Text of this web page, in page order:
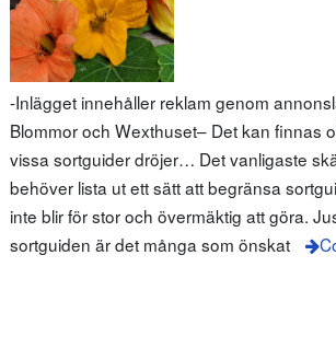
-Inlägget innehåller reklam genom
Blommor och Wexthuset– Det kan finnas
vissa sortguider dröjer… Det vanligaste
behöver lista ut ett sätt att begränsa
inte blir för stor och övermäktig att göra.
sortguiden är det många som önskat